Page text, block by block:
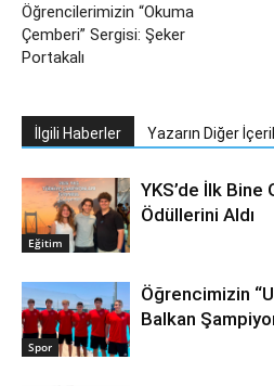
Öğrencilerimizin “Okuma
Çemberi” Sergisi: Şeker
Portakalı
İlgili Haberler Yazarın Diğer
Eğitim
YKS’de İlk
Ödüllerini Aldı
Spor
Öğrencimizin
Balkan